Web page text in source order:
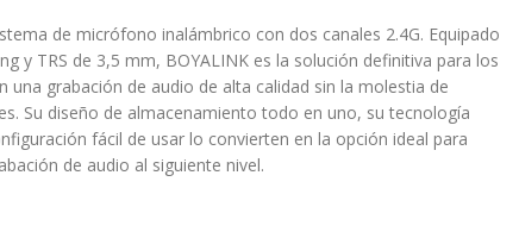
de micrófono inalámbrico con dos canales 2.4G. Equipado
y TRS de 3,5 mm, BOYALINK es la solución definitiva para los
una grabación de audio de alta calidad sin la molestia de
Su diseño de almacenamiento todo en uno, su tecnología
fácil de usar lo convierten en la opción ideal para
de audio al siguiente nivel.